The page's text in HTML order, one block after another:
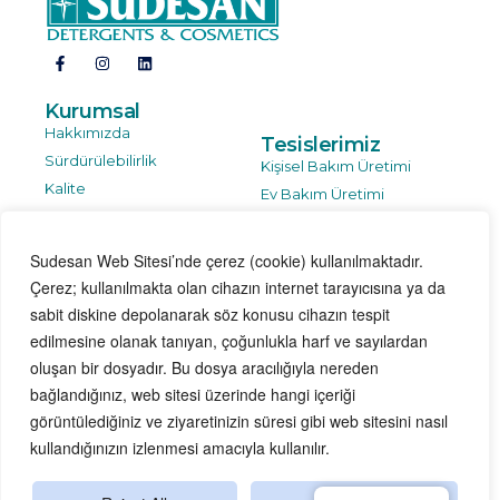
Sudesan Web Sitesi’nde çerez (cookie) kullanılmaktadır.
Çerez; kullanılmakta olan cihazın internet tarayıcısına ya da
sabit diskine depolanarak söz konusu cihazın tespit
edilmesine olanak tanıyan, çoğunlukla harf ve sayılardan
oluşan bir dosyadır. Bu dosya aracılığıyla nereden
bağlandığınız, web sitesi üzerinde hangi içeriği
görüntülediğiniz ve ziyaretinizin süresi gibi web sitesini nasıl
kullandığınızın izlenmesi amacıyla kullanılır.
Kurumsal
Hakkımızda
Sürdürülebilirlik
Kalite
Tesislerimiz
Kişisel Bakım Üretimi
Ev Bakım Üretimi
İletişim
Bize Ulaşın
Bilgi Güvenliği, Gizlilik,
KVKK-GDPR
TİC. A.Ş. All Rights Reserved | Powered byImperium Ajans